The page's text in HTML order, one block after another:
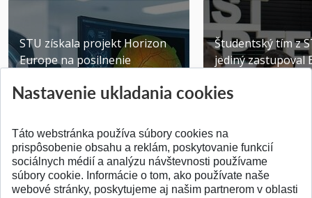
STU získala projekt Horizon
Europe na posilnenie
Publikované 31.07.2026
Študentský tím z
jediný zastupoval
Publikované
Nastavenie ukladania cookies
Táto webstránka používa súbory cookies na
prispôsobenie obsahu a reklám, poskytovanie funkcií
sociálnych médií a analýzu návštevnosti používame
súbory cookie. Informácie o tom, ako používate naše
webové stránky, poskytujeme aj našim partnerom v oblasti